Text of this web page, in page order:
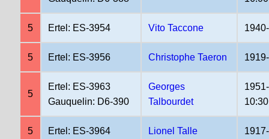
5 Ertel: ES-3954 Vito Taccone
5 Ertel: ES-3956 Christophe Taeron
5
Ertel: ES-3963
Gauquelin: D6-390
Georges
Talbourdet
10:30
5 Ertel: ES-3964 Lionel Talle